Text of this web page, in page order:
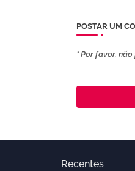
POSTAR UM
* Por favor,
Recentes